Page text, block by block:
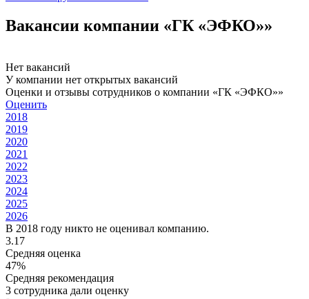
Вакансии компании «ГК «ЭФКО»»
Нет вакансий
У компании нет открытых вакансий
Оценки и отзывы сотрудников о компании «ГК «ЭФКО»»
Оценить
2018
2019
2020
2021
2022
2023
2024
2025
2026
В 2018 году никто не оценивал компанию.
3.17
Средняя оценка
47%
Средняя рекомендация
3 сотрудника дали оценку